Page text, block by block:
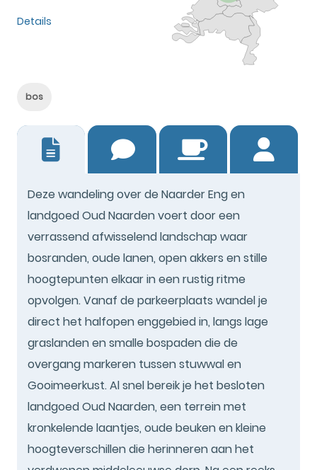
Details
bos
Deze wandeling over de Naarder Eng en
landgoed Oud Naarden voert door een
verrassend afwisselend landschap waar
bosranden, oude lanen, open akkers en stille
hoogtepunten elkaar in een rustig ritme
opvolgen. Vanaf de parkeerplaats wandel je
direct het halfopen enggebied in, langs lage
graslanden en smalle bospaden die de
overgang markeren tussen stuwwal en
Gooimeerkust. Al snel bereik je het besloten
landgoed Oud Naarden, een terrein met
kronkelende laantjes, oude beuken en kleine
hoogteverschillen die herinneren aan het